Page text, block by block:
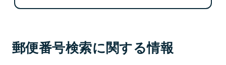
郵便番号検索に関する情報